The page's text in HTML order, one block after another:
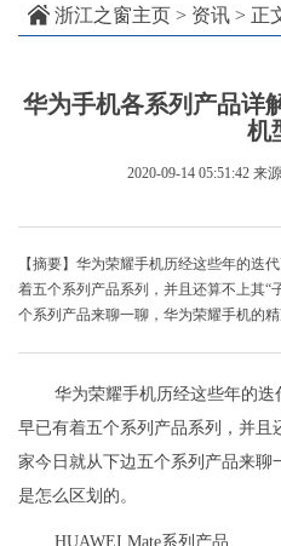
浙江之窗主页 > 资讯 > 正
华为手机各系列产品详
机
2020-09-14 05:51:42 来
【摘要】华为荣耀手机历经这些年的迭
着五个系列产品系列，并且还算不上其“
个系列产品来聊一聊，华为荣耀手机的
华为荣耀手机历经这些年的
早已有着五个系列产品系列，并且
家今日就从下边五个系列产品来聊
是怎么区划的。
HUAWEI Mate系列产品